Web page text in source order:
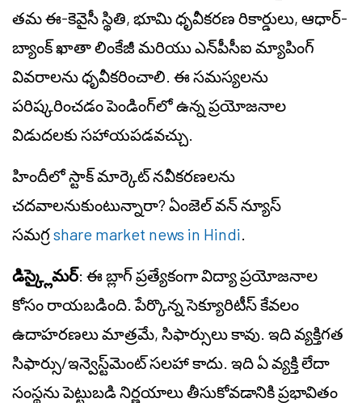
తమ ఈ-కెవైసీ స్థితి, భూమి ధృవీకరణ రికార్డులు, ఆధార్-
బ్యాంక్ ఖాతా లింకేజీ మరియు ఎన్‌పీసీఐ మ్యాపింగ్
వివరాలను ధృవీకరించాలి. ఈ సమస్యలను
పరిష్కరించడం పెండింగ్‌లో ఉన్న ప్రయోజనాల
విడుదలకు సహాయపడవచ్చు.
హిందీలో స్టాక్ మార్కెట్ నవీకరణలను
చదవాలనుకుంటున్నారా? ఏంజెల్ వన్ న్యూస్
సమగ్రshare market news in Hindi.
డిస్క్లైమర్: ఈ బ్లాగ్ ప్రత్యేకంగా విద్యా ప్రయోజనాల
కోసం రాయబడింది. పేర్కొన్న సెక్యూరిటీస్ కేవలం
ఉదాహరణలు మాత్రమే, సిఫార్సులు కావు. ఇది వ్యక్తిగత
సిఫార్సు/ఇన్వెస్ట్‌మెంట్సలహా కాదు. ఇది ఏ వ్యక్తి లేదా
సంస్థను పెట్టుబడి నిర్ణయాలు తీసుకోవడానికి ప్రభావితం